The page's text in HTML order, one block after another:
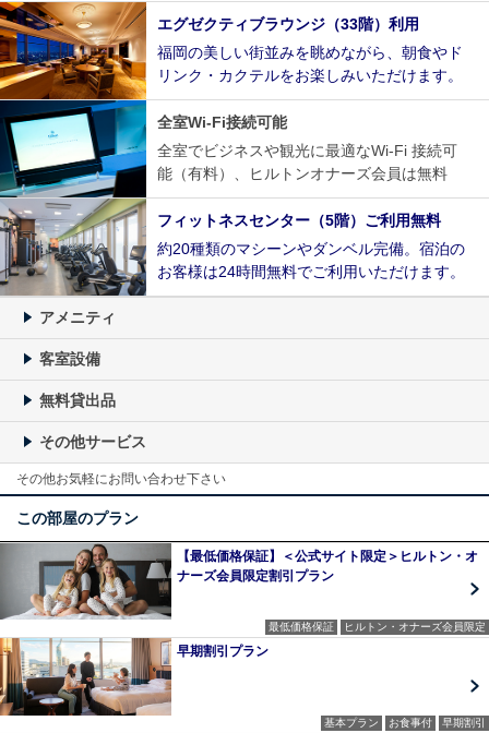
エグゼクティブラウンジ（33階）利用
福岡の美しい街並みを眺めながら、朝食やド
リンク・カクテルをお楽しみいただけます。
全室Wi-Fi接続可能
全室でビジネスや観光に最適なWi-Fi 接続可
能（有料）、ヒルトンオナーズ会員は無料
フィットネスセンター（5階）ご利用無料
約20種類のマシーンやダンベル完備。宿泊の
お客様は24時間無料でご利用いただけます。
アメニティ
客室設備
無料貸出品
その他サービス
その他お気軽にお問い合わせ下さい
この部屋のプラン
【最低価格保証】＜公式サイト限定＞ヒルトン・オ
ナーズ会員限定割引プラン
最低価格保証 ヒルトン・オナーズ会員限定
早期割引プラン
基本プラン お食事付 早期割引